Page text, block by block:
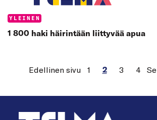
Categories:
YLEINEN
1 800 haki häirintään liittyvää apua
Edellinen sivu 1 2 3 4